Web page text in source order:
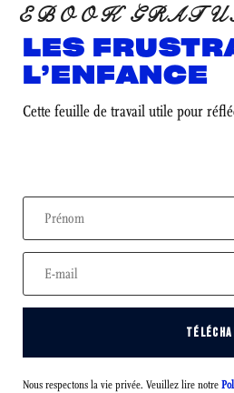
EBOOK
LES
L’ENFANCE
Cette feuille de travail utile pour
Nous respectons la vie privée. Veuillez lire notre